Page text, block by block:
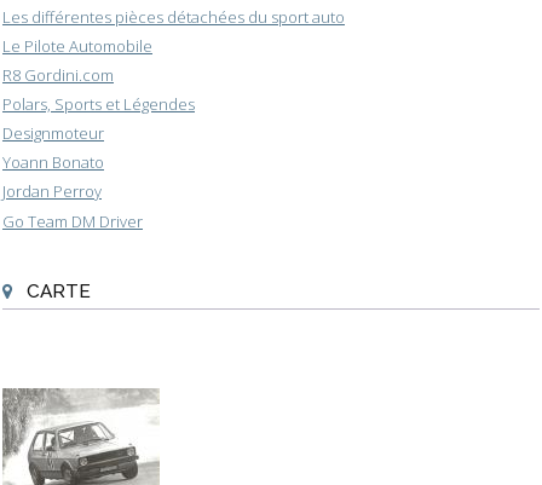
Les différentes pièces détachées du sport auto
Le Pilote Automobile
R8 Gordini.com
Polars, Sports et Légendes
Designmoteur
Yoann Bonato
Jordan Perroy
Go Team DM Driver
CARTE